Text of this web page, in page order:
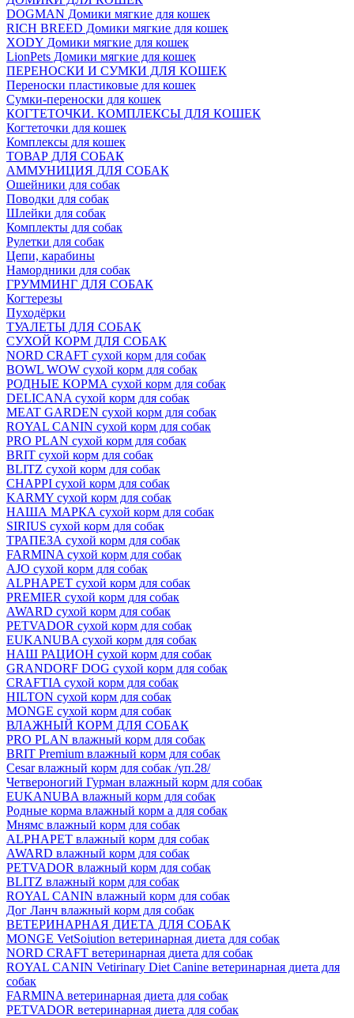
DOGMAN Домики мягкие для кошек
RICH BREED Домики мягкие для кошек
XODY Домики мягкие для кошек
LionPets Домики мягкие для кошек
ПЕРЕНОСКИ И СУМКИ ДЛЯ КОШЕК
Переноски пластиковые для кошек
Сумки-переноски для кошек
КОГТЕТОЧКИ. КОМПЛЕКСЫ ДЛЯ КОШЕК
Когтеточки для кошек
Комплексы для кошек
ТОВАР ДЛЯ СОБАК
АММУНИЦИЯ ДЛЯ СОБАК
Ошейники для собак
Поводки для собак
Шлейки для собак
Комплекты для собак
Рулетки для собак
Цепи, карабины
Намордники для собак
ГРУММИНГ ДЛЯ СОБАК
Когтерезы
Пуходёрки
ТУАЛЕТЫ ДЛЯ СОБАК
СУХОЙ КОРМ ДЛЯ СОБАК
NORD CRAFT сухой корм для собак
BOWL WOW сухой корм для собак
РОДНЫЕ КОРМА сухой корм для собак
DELICANA сухой корм для собак
MEAT GARDEN сухой корм для собак
ROYAL CANIN сухой корм для собак
PRO PLAN сухой корм для собак
BRIT сухой корм для собак
BLITZ сухой корм для собак
CHAPPI сухой корм для собак
KARMY сухой корм для собак
НАША МАРКА сухой корм для собак
SIRIUS сухой корм для собак
ТРАПЕЗА сухой корм для собак
FARMINA сухой корм для собак
AJO сухой корм для собак
ALPHAPET сухой корм для собак
PREMIER сухой корм для собак
AWARD сухой корм для собак
PETVADOR сухой корм для собак
EUKANUBA сухой корм для собак
НАШ РАЦИОН сухой корм для собак
GRANDORF DOG сухой корм для собак
CRAFTIA сухой корм для собак
HILTON сухой корм для собак
MONGE сухой корм для собак
ВЛАЖНЫЙ КОРМ ДЛЯ СОБАК
PRO PLAN влажный корм для собак
BRIT Premium влажный корм для собак
Cesar влажный корм для собак /уп.28/
Четвероногий Гурман влажный корм для собак
EUKANUBA влажный корм для собак
Родные корма влажный корм а для собак
Мнямс влажный корм для собак
ALPHAPET влажный корм для собак
AWARD влажный корм для собак
PETVADOR влажный корм для собак
BLITZ влажный корм для собак
ROYAL CANIN влажный корм для собак
Дог Ланч влажный корм для собак
ВЕТЕРИНАРНАЯ ДИЕТА ДЛЯ СОБАК
MONGE VetSoiution ветеринарная диета для собак
NORD CRAFT ветеринарная диета для собак
ROYAL CANIN Vetirinary Diet Canine ветеринарная диета для
собак
FARMINA ветеринарная диета для собак
PETVADOR ветеринарная диета для собак